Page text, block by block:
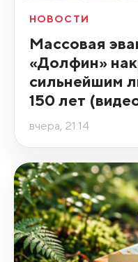
НОВОСТИ
Массовая
«Долфин»
сильнейшим
150 лет
вчера, 21:14